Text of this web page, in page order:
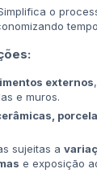
o
externos
e muros.
sujeitas a
e exposição